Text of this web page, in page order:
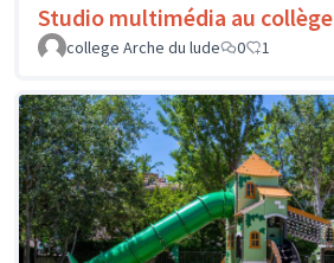
Studio multimédia au collège
college Arche du lude
0 1